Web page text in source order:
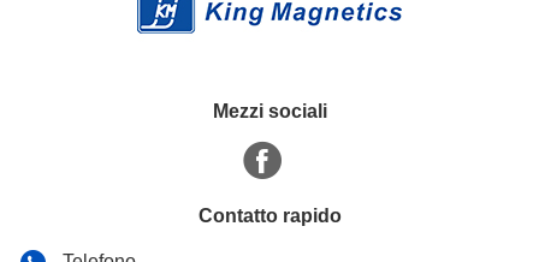
Mezzi sociali
Contatto rapido